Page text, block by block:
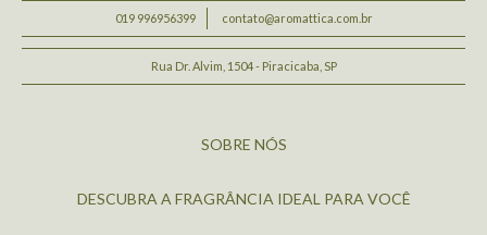
019 996956399 contato@aromattica.com.br
Rua Dr. Alvim, 1504 - Piracicaba, SP
SOBRE NÓS
DESCUBRA A FRAGRÂNCIA IDEAL PARA VOCÊ